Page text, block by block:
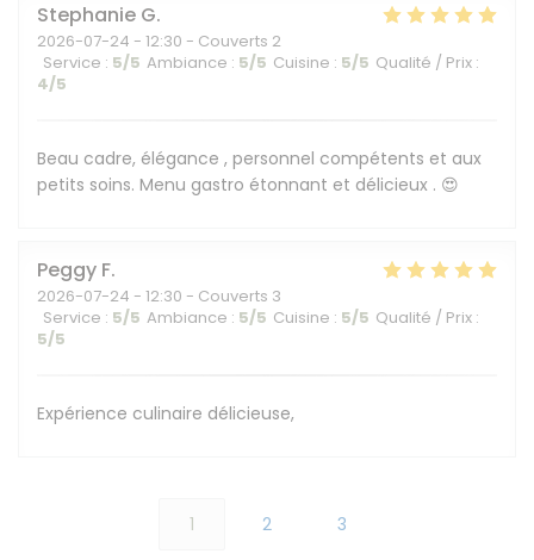
Stephanie G
2026-07-24 - 12:30 - Couverts 2
Service : 5/5 Ambiance : 5/5 Cuisine : 5/5 Qualité / Prix :
4/5
Beau cadre, élégance , personnel compétents et aux
petits soins. Menu gastro étonnant et délicieux . 😍
Peggy F
2026-07-24 - 12:30 - Couverts 3
Service : 5/5 Ambiance : 5/5 Cuisine : 5/5 Qualité / Prix :
5/5
Expérience culinaire délicieuse,
1 2 3